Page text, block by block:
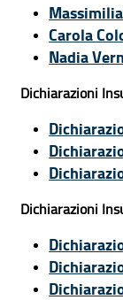
Carola
Nadia
Dichiarazioni
Dichiarazioni